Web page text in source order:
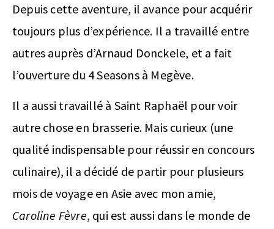
Depuis cette aventure, il avance pour acquérir
toujours plus d’expérience. Il a travaillé entre
autres auprès d’Arnaud Donckele, et a fait
l’ouverture du 4 Seasons à Megève.
Il a aussi travaillé à Saint Raphaël pour voir
autre chose en brasserie. Mais curieux (une
qualité indispensable pour réussir en concours
culinaire), il a décidé de partir pour plusieurs
mois de voyage en Asie avec mon amie,
Caroline Fèvre, qui est aussi dans le monde de